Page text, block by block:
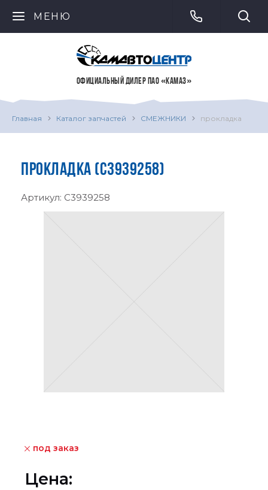
МЕНЮ
ОФИЦИАЛЬНЫЙ ДИЛЕР ПАО «КАМАЗ»
Главная Каталог запчастей СМЕЖНИКИ прокладка
ПРОКЛАДКА (C3939258)
Артикул: C3939258
под заказ
Цена: